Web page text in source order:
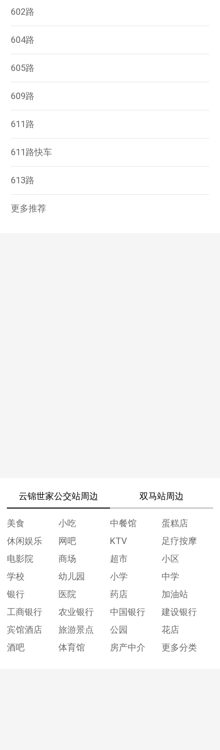
602路
604路
605路
609路
611路
611路快车
613路
更多推荐
云锦世家公交站周边 双马站周边
美食 小吃 中餐馆
蛋糕店
休闲娱乐
网吧 KTV
足疗按摩
电影院
商场 超市
小区
学校
幼儿园 小学
中学
银行
医院 药店
加油站
工商银行
农业银行 中国银行
建设银行
宾馆酒店
旅游景点 公园
花店
酒吧
体育馆 房产中介 更多分类